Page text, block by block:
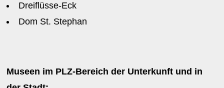
Dreiflüsse-Eck
Dom St. Stephan
Museen im PLZ-Bereich der Unterkunft und in